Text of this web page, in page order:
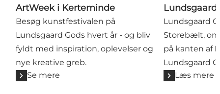
ArtWeek i Kerteminde
Besøg kunstfestivalen på
Lundsgaard Gods hvert år - og bliv
fyldt med inspiration, oplevelser og
nye kreative greb.
Se mere
Lundsgaard
Lundsgaard
Storebælt,
på kanten af
Lundsgaard
Læs mere